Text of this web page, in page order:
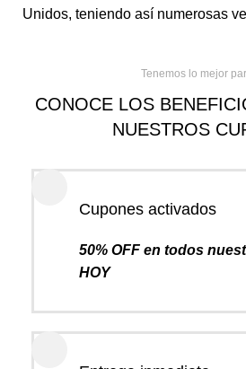
Unidos, teniendo así numerosas
Tenemos lo mejor
CONOCE LOS
NUESTROS
Cupones activados
50% OFF en todos
HOY